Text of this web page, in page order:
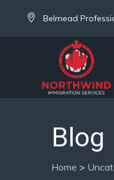
Belmead
Blog
Home >